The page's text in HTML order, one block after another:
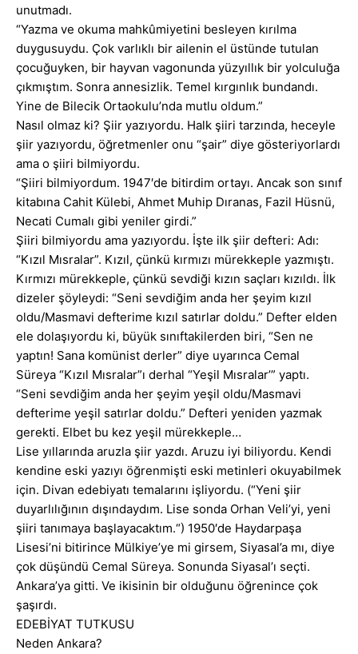
unutmadı.
“Yazma ve okuma mahkûmiyetini besleyen kırılma
duygusuydu. Çok varlıklı bir ailenin el üstünde tutulan
çocuğuyken, bir hayvan vagonunda yüzyıllık bir yolculuğa
çıkmıştım. Sonra annesizlik. Temel kırgınlık bundandı.
Yine de Bilecik Ortaokulu’nda mutlu oldum.”
Nasıl olmaz ki? Şiir yazıyordu. Halk şiiri tarzında, heceyle
şiir yazıyordu, öğretmenler onu “şair” diye gösteriyorlardı
ama o şiiri bilmiyordu.
“Şiiri bilmiyordum. 1947′de bitirdim ortayı. Ancak son sınıf
kitabına Cahit Külebi, Ahmet Muhip Dıranas, Fazil Hüsnü,
Necati Cumalı gibi yeniler girdi.”
Şiiri bilmiyordu ama yazıyordu. İşte ilk şiir defteri: Adı:
“Kızıl Mısralar”. Kızıl, çünkü kırmızı mürekkeple yazmıştı.
Kırmızı mürekkeple, çünkü sevdiği kızın saçları kızıldı. İlk
dizeler şöyleydi: “Seni sevdiğim anda her şeyim kızıl
oldu/Masmavi defterime kızıl satırlar doldu.” Defter elden
ele dolaşıyordu ki, büyük sınıftakilerden biri, “Sen ne
yaptın! Sana komünist derler” diye uyarınca Cemal
Süreya “Kızıl Mısralar”ı derhal “Yeşil Mısralar’” yaptı.
“Seni sevdiğim anda her şeyim yeşil oldu/Masmavi
defterime yeşil satırlar doldu.” Defteri yeniden yazmak
gerekti. Elbet bu kez yeşil mürekkeple…
Lise yıllarında aruzla şiir yazdı. Aruzu iyi biliyordu. Kendi
kendine eski yazıyı öğrenmişti eski metinleri okuyabilmek
için. Divan edebiyatı temalarını işliyordu. (“Yeni şiir
duyarlılığının dışındaydım. Lise sonda Orhan Veli’yi, yeni
şiiri tanımaya başlayacaktım.“) 1950′de Haydarpaşa
Lisesi’ni bitirince Mülkiye’ye mi girsem, Siyasal’a mı, diye
çok düşündü Cemal Süreya. Sonunda Siyasal’ı seçti.
Ankara’ya gitti. Ve ikisinin bir olduğunu öğrenince çok
şaşırdı.
EDEBİYAT TUTKUSU
Neden Ankara?